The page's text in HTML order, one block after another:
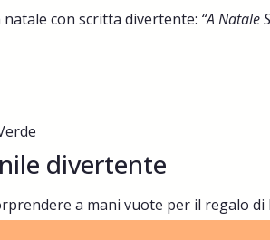
con scritta divertente: “A Natale
divertente
a mani vuote per il regalo